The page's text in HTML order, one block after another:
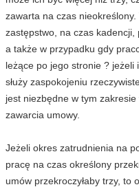
zawarta na czas
zastępstwo, na czas kadencji,
a także w przypadku gdy
leżące po jego stronie ? jeżeli
służy zaspokojeniu
jest niezbędne w tym
zawarcia umowy.
Jeżeli okres zatrudnienia na
pracę na czas określony
umów przekroczyłaby trzy, to